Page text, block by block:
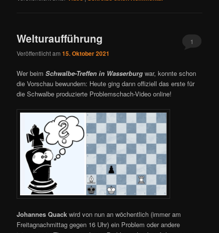
Welturaufführung
Veröffentlicht am15. Oktober 2021
1
Wer beimSchwalbe-Treffen in Wasserburg war, konnte schon
die Vorschau bewundern: Heute ging dann offiziell das erste für
die Schwalbe produzierte Problemschach-Video online!
Johannes Quack wird von nun an wöchentlich (immer am
Freitagnachmittag gegen 16 Uhr) ein Problem oder andere